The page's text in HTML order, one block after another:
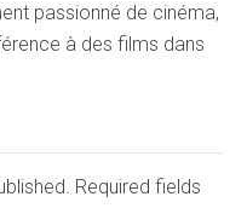
passionné de cinéma,
à des films dans
Required fields